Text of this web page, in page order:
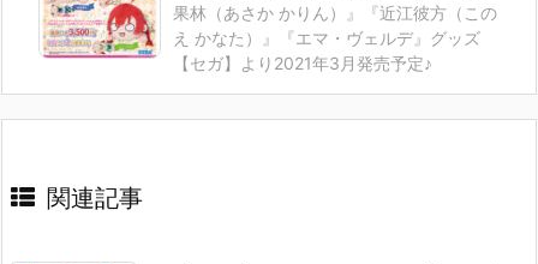
果林（あさか かりん）』『近江彼方（この
え かなた）』『エマ・ヴェルデ』グッズ
【セガ】より2021年3月発売予定♪
関連記事